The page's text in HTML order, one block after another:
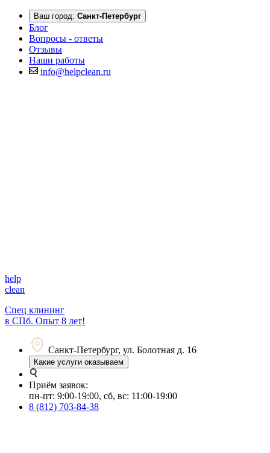
Ваш город: Санкт-Петербург
Блог
Вопросы - ответы
Отзывы
Наши работы
info@helpclean.ru
help
clean
Спец клининг
в СПб. Опыт 8 лет!
Санкт-Петербург, ул. Болотная д. 16
Какие услуги оказываем
Приём заявок:
пн-пт: 9:00-19:00, сб, вс: 11:00-19:00
8 (812) 703-84-38